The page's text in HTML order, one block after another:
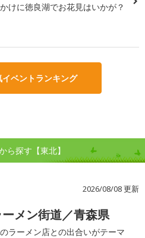
けに徳良湖でお花見はいかが？
ベントランキング
ら探す【東北】
2026/08/08 更新
メン街道／青森県
ラーメン店との出合いがテーマ